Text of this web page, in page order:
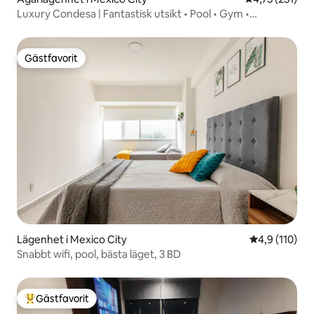
Luxury Condesa | Fantastisk utsikt • Pool • Gym •
Gästfavorit
Gästfavorit
Lägenhet i Mexico City 4,9 av 5 i
4,9 (110)
Snabbt wifi, pool, bästa läget, 3 BD
Populär gästfavorit
Gästfavorit